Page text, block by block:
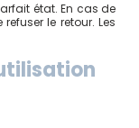
état. En cas de
refuser le retour. Les